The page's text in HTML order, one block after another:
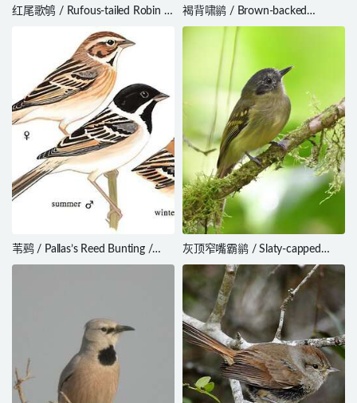
红尾歌鸲 / Rufous-tailed Robin /
褐背啸鹟 / Brown-backed
Whistler / Pachycephala modesta
苇鹀 / Pallas’s Reed Bunting /
Emberiza pallasi
灰顶窄嘴霸鹟 / Slaty-capped
Flycatcher / Leptopogon
superciliaris